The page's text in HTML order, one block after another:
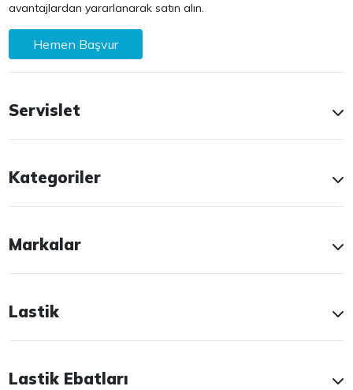
avantajlardan yararlanarak satın alın.
Hemen Başvur
Servislet
Kategoriler
Markalar
Lastik
Lastik Ebatları